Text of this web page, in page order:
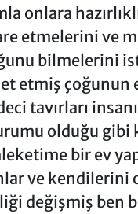
onlara
etmelerini ve
bilmelerini
etmiş çoğunun
tavırları
olduğu
bir ev
ve kendilerini
değişmiş ben